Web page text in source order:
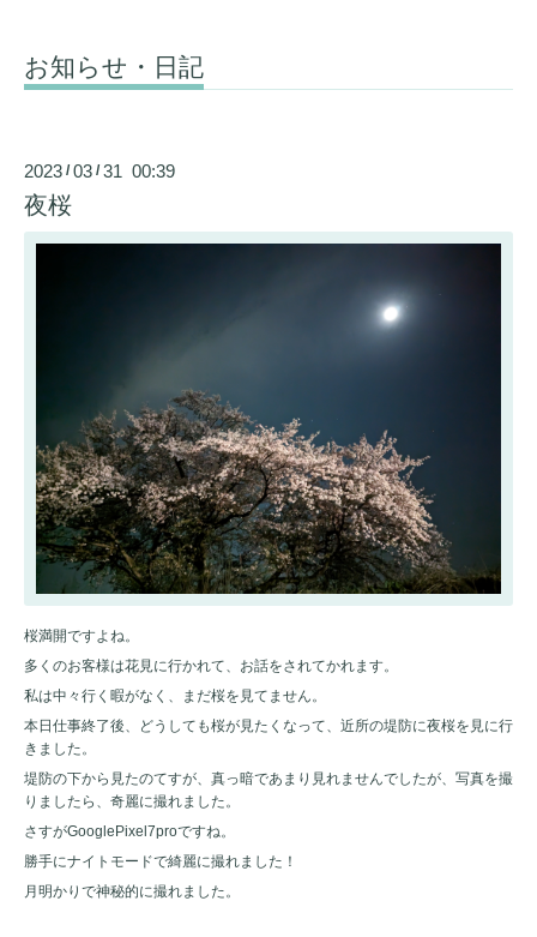
お知らせ・日記
2023 /03 /31 00:39
夜桜
桜満開ですよね。
多くのお客様は花見に行かれて、お話をされてかれます。
私は中々行く暇がなく、まだ桜を見てません。
本日仕事終了後、どうしても桜が見たくなって、近所の堤防に夜桜を見に行
きました。
堤防の下から見たのてすが、真っ暗であまり見れませんでしたが、写真を撮
りましたら、奇麗に撮れました。
さすがGooglePixel7proですね。
勝手にナイトモードで綺麗に撮れました！
月明かりで神秘的に撮れました。